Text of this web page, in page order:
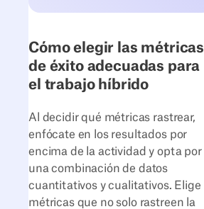
Cómo elegir las métricas
de éxito adecuadas para
el trabajo híbrido
Al decidir qué métricas rastrear,
enfócate en los resultados por
encima de la actividad y opta por
una combinación de datos
cuantitativos y cualitativos. Elige
métricas que no solo rastreen la